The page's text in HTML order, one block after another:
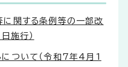
関する条例等の一部改
施行）
ついて（令和7年4月1